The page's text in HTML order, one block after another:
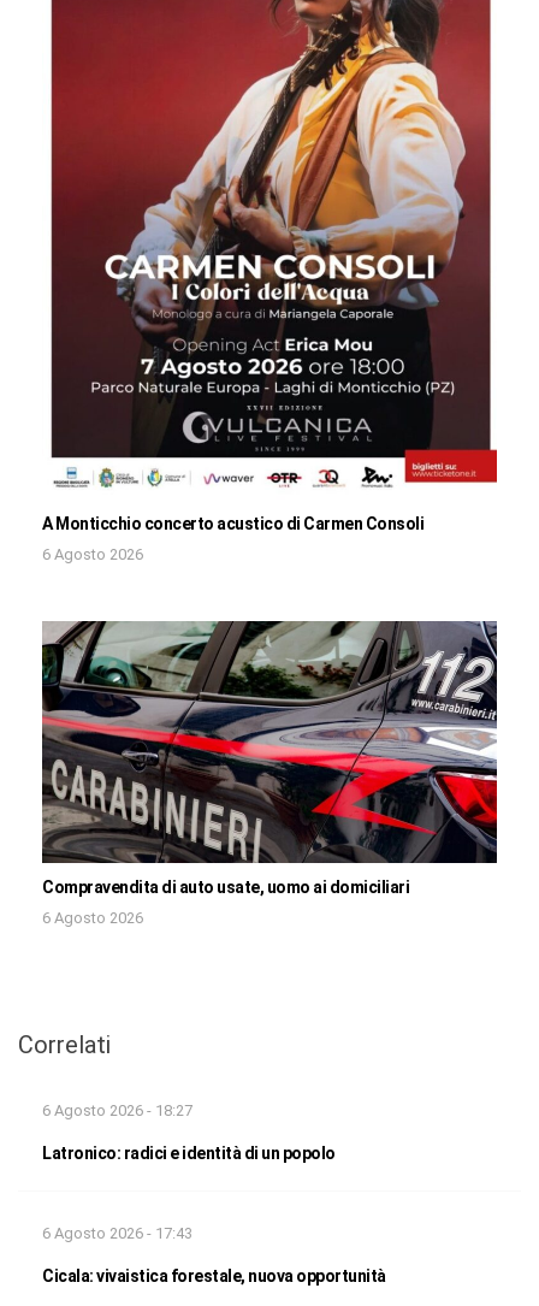
A Monticchio concerto acustico di Carmen Consoli
6 Agosto 2026
Compravendita di auto usate, uomo ai domiciliari
6 Agosto 2026
Correlati
6 Agosto 2026 - 18:27
Latronico: radici e identità di un popolo
6 Agosto 2026 - 17:43
Cicala: vivaistica forestale, nuova opportunità